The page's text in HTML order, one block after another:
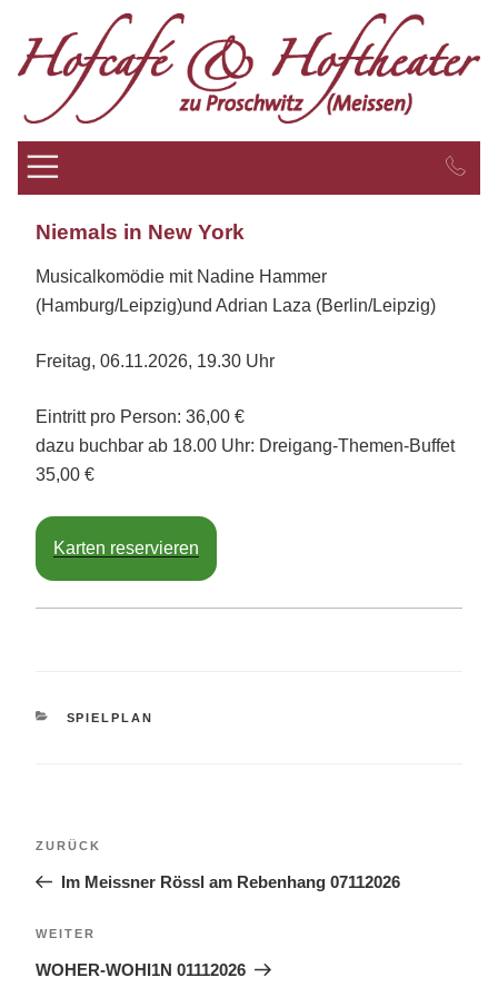
Inhalt
springen
Niemals in New York
Musicalkomödie mit Nadine Hammer
(Hamburg/Leipzig)und Adrian Laza (Berlin/Leipzig)
Freitag, 06.11.2026, 19.30 Uhr
Eintritt pro Person: 36,00 €
dazu buchbar ab 18.00 Uhr: Dreigang-Themen-Buffet
35,00 €
Karten reservieren
KATEGORIEN
SPIELPLAN
Vorheriger
Beitrag
ZURÜCK
Im Meissner Rössl am Rebenhang 07112026
Nächster
Beitrag
WEITER
WOHER-WOHI1N 01112026